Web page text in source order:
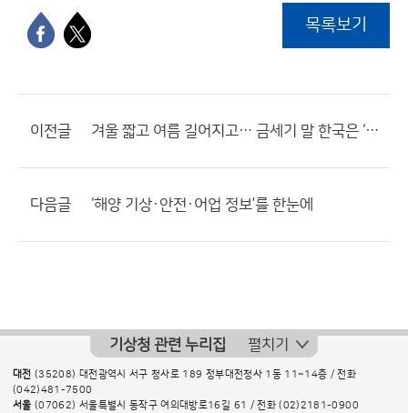
목록보기
이전글 겨울 짧고 여름 길어지고… 금세기 말 한국은 ‘아열대 기후’
다음글 ‘해양 기상·안전·어업 정보’를 한눈에
기상청 관련 누리집 펼치기
대전 (35208) 대전광역시 서구 청사로 189 정부대전청사 1동 11~14층 / 전화
(042)481-7500
서울 (07062) 서울특별시 동작구 여의대방로16길 61 / 전화(02)2181-0900